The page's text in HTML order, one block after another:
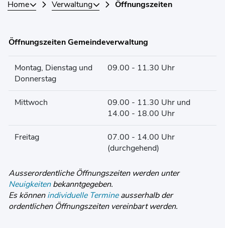
Home Verwaltung Öffnungszeiten
Öffnungszeiten Gemeindeverwaltung
Montag, Dienstag und
Donnerstag
09.00 - 11.30 Uhr
Mittwoch
09.00 - 11.30 Uhr und
14.00 - 18.00 Uhr
Freitag
07.00 - 14.00 Uhr
(durchgehend)
Ausserordentliche Öffnungszeiten werden unter
Neuigkeitenbekanntgegeben.
Es könnenindividuelle Termineausserhalb der
ordentlichen Öffnungszeiten vereinbart werden.